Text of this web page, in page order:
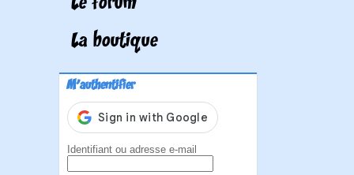
La boutique
M'authentifier
Identifiant ou adresse e-mail